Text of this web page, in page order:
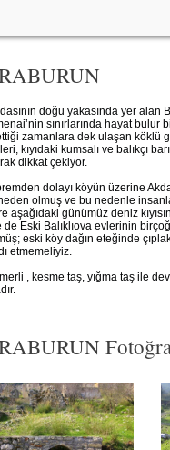
doğu yakasında yer alan
sınırlarında hayat bulur
zamanlara dek ulaşan köklü
kıyıdaki kumsalı ve balıkçı
dikkat çekiyor.
dolayı köyün üzerine
olmuş ve bu nedenle
aşağıdaki günümüz deniz
de Eski Balıklıova evlerinin
eski köy dağın eteğinde çıplak
etmemeliyiz.
, kesme taş, yığma taş ile